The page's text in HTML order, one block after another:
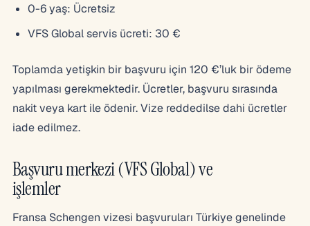
0-6 yaş: Ücretsiz
VFS Global servis ücreti: 30 €
Toplamda yetişkin bir başvuru için 120 €’luk bir ödeme
yapılması gerekmektedir. Ücretler, başvuru sırasında
nakit veya kart ile ödenir. Vize reddedilse dahi ücretler
iade edilmez.
Başvuru merkezi (VFS Global) ve
işlemler
Fransa Schengen vizesi başvuruları Türkiye genelinde